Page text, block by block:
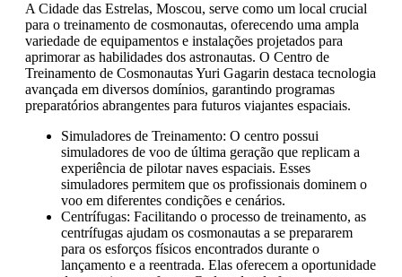
A Cidade das Estrelas, Moscou, serve como um local crucial
para o treinamento de cosmonautas, oferecendo uma ampla
variedade de equipamentos e instalações projetados para
aprimorar as habilidades dos astronautas. O Centro de
Treinamento de Cosmonautas Yuri Gagarin destaca tecnologia
avançada em diversos domínios, garantindo programas
preparatórios abrangentes para futuros viajantes espaciais.
Simuladores de Treinamento: O centro possui
simuladores de voo de última geração que replicam a
experiência de pilotar naves espaciais. Esses
simuladores permitem que os profissionais dominem o
voo em diferentes condições e cenários.
Centrífugas: Facilitando o processo de treinamento, as
centrífugas ajudam os cosmonautas a se prepararem
para os esforços físicos encontrados durante o
lançamento e a reentrada. Elas oferecem a oportunidade